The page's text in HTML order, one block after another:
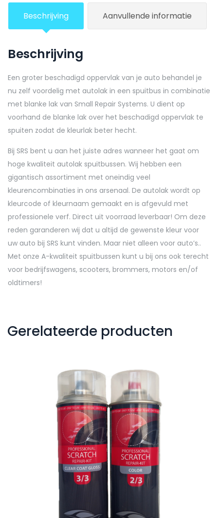
CAMDEN
BEIGE
-
aantal
Beschrijving Aanvullende informatie
Beschrijving
Een groter beschadigd oppervlak van je auto behandel je
nu zelf voordelig met autolak in een spuitbus in combinatie
met blanke lak van Small Repair Systems. U dient op
voorhand de blanke lak over het beschadigd oppervlak te
spuiten zodat de kleurlak beter hecht.
Bij SRS bent u aan het juiste adres wanneer het gaat om
hoge kwaliteit autolak spuitbussen. Wij hebben een
gigantisch assortiment met oneindig veel
kleurencombinaties in ons arsenaal. De autolak wordt op
kleurcode of kleurnaam gemaakt en is afgevuld met
professionele verf. Direct uit voorraad leverbaar! Om deze
reden garanderen wij dat u altijd de gewenste kleur voor
uw auto bij SRS kunt vinden. Maar niet alleen voor auto’s..
Met onze A-kwaliteit spuitbussen kunt u bij ons ook terecht
voor bedrijfswagens, scooters, brommers, motors en/of
oldtimers!
Gerelateerde producten